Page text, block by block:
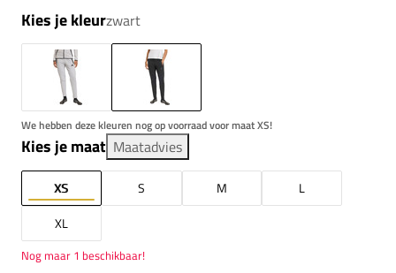
Kies je kleurzwart
We hebben deze kleuren nog op voorraad voor maat XS!
Kies je maat Maatadvies
XS S M
L
XL
Nog maar 1 beschikbaar!